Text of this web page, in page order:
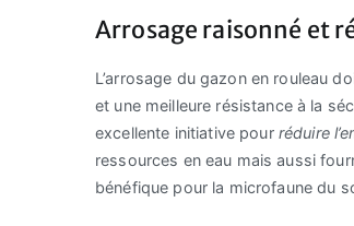
Arrosage raisonné et
L’arrosage du gazon en rouleau
et une meilleure résistance à la
excellente initiative pour réduire
ressources en eau mais aussi
bénéfique pour la microfaune du